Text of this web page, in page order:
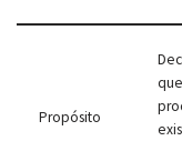
Propósito